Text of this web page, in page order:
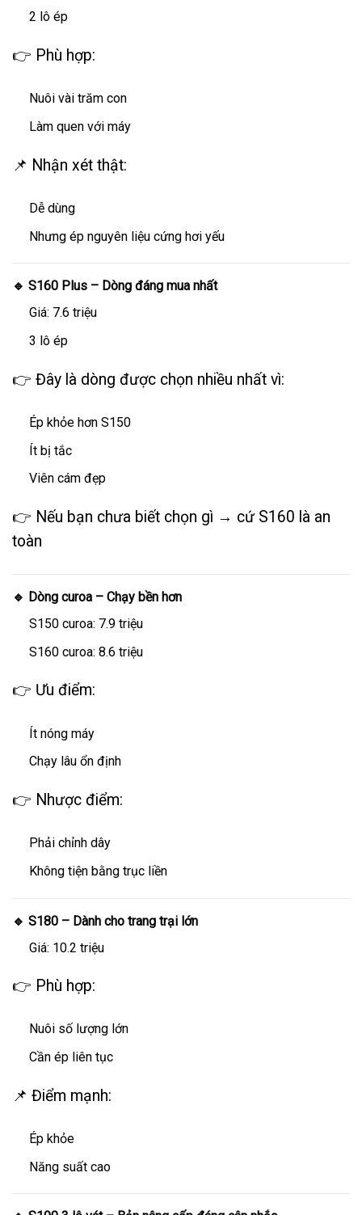
2 lô ép
👉 Phù hợp:
Nuôi vài trăm con
Làm quen với máy
📌 Nhận xét thật:
Dễ dùng
Nhưng ép nguyên liệu cứng hơi yếu
🔹 S160 Plus – Dòng đáng mua nhất
Giá: 7.6 triệu
3 lô ép
👉 Đây là dòng được chọn nhiều nhất vì:
Ép khỏe hơn S150
Ít bị tắc
Viên cám đẹp
👉 Nếu bạn chưa biết chọn gì → cứ S160 là an
toàn
🔹 Dòng curoa – Chạy bền hơn
S150 curoa: 7.9 triệu
S160 curoa: 8.6 triệu
👉 Ưu điểm:
Ít nóng máy
Chạy lâu ổn định
👉 Nhược điểm:
Phải chỉnh dây
Không tiện bằng trục liền
🔹 S180 – Dành cho trang trại lớn
Giá: 10.2 triệu
👉 Phù hợp:
Nuôi số lượng lớn
Cần ép liên tục
📌 Điểm mạnh:
Ép khỏe
Năng suất cao